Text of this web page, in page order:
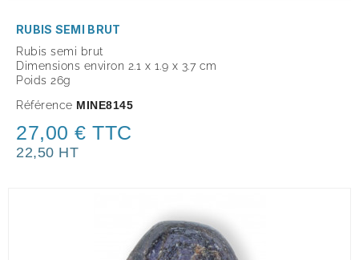
RUBIS SEMI BRUT
Rubis semi brut
Dimensions environ 2.1 x 1.9 x 3.7 cm
Poids 26g
Référence MINE8145
27,00 € TTC
22,50 HT